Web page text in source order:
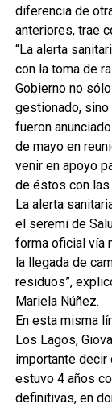
diferencia de
anteriores, trae
“La alerta
con la toma de
Gobierno no
gestionado,
fueron
de mayo en
venir en apoyo
de éstos con las
La alerta
el seremi de
forma oficial vía
la llegada de
residuos”,
Mariela Núñez.
En esta misma
Los Lagos,
importante decir
estuvo 4 años
definitivas, en